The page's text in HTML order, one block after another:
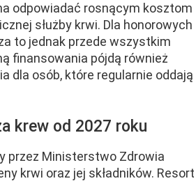
odpowiadać rosnącym kosztom
służby krwi. Dla honorowych
to jednak przede wszystkim
finansowania pójdą również
dla osób, które regularnie oddają
krew od 2027 roku
przez Ministerstwo Zdrowia
krwi oraz jej składników. Resort